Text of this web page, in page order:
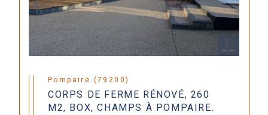
Pompaire (79200)
CORPS DE FERME RÉNOVÉ, 260
M2, BOX, CHAMPS À POMPAIRE.